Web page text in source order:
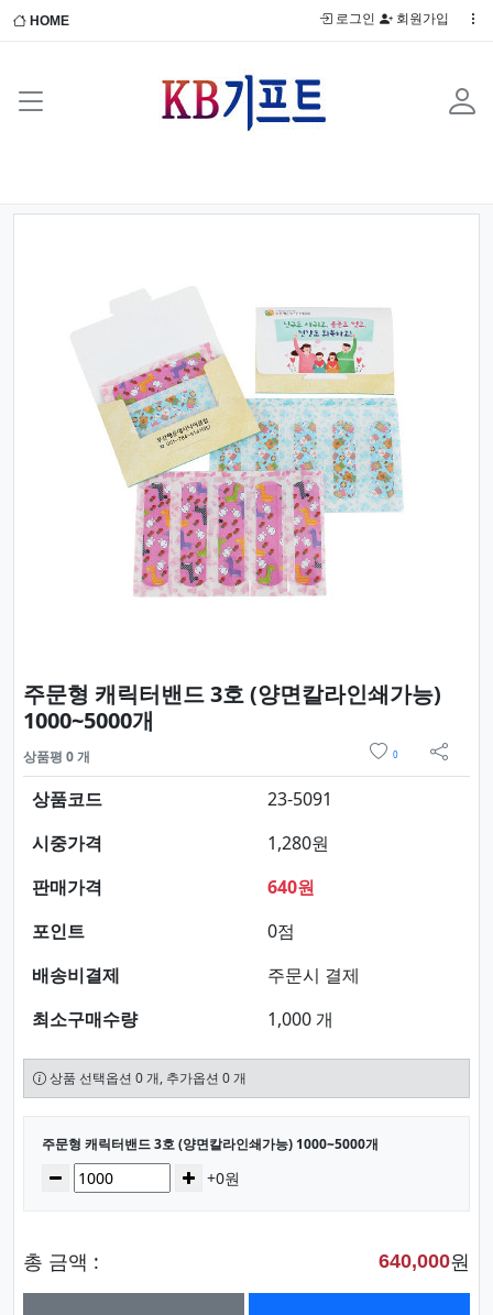
HOME 로그인 회원가입
Previous
주문형 캐릭터밴드 3호 (양면칼라인쇄가능)
1000~5000개
상품평 0 개 0
sns 공
상품코드
23-5091
시중가격
1,280원
판매가격
640원
포인트
0점
배송비결제
주문시 결제
최소구매수량
1,000 개
상품 선택옵션 0 개, 추가옵션 0 개
선택된 옵션
주문형 캐릭터밴드 3호 (양면칼라인쇄가능) 1000~5000개
수량감소 증가+0원
총 금액 : 640,000원